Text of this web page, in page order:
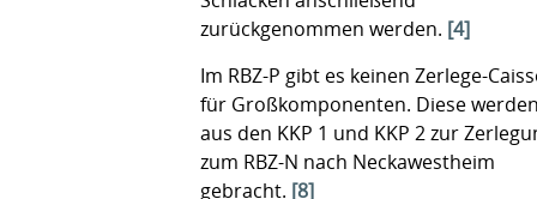
zurückgenommen werden. [4]
Im RBZ-P gibt es keinen Zerlege-
für Großkomponenten. Diese
aus den KKP 1 und KKP 2 zur
zum RBZ-N nach Neckawestheim
gebracht. [8]